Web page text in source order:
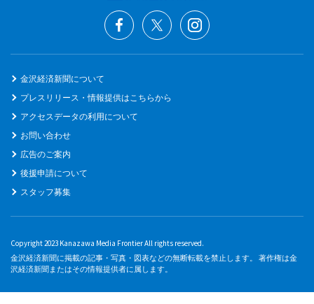
金沢経済新聞について
プレスリリース・情報提供はこちらから
アクセスデータの利用について
お問い合わせ
広告のご案内
後援申請について
スタッフ募集
Copyright 2023 Kanazawa Media Frontier All rights reserved.
金沢経済新聞に掲載の記事・写真・図表などの無断転載を禁止します。 著作権は金
沢経済新聞またはその情報提供者に属します。